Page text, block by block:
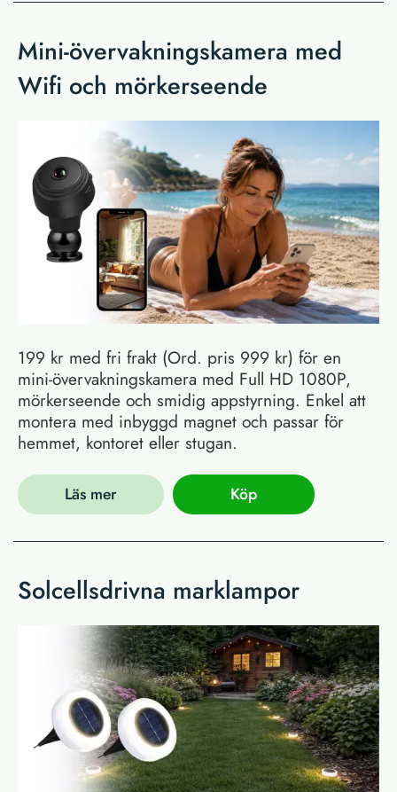
Mini-övervakningskamera med
Wifi och mörkerseende
199 kr med fri frakt (Ord. pris 999 kr) för en
mini-övervakningskamera med Full HD 1080P,
mörkerseende och smidig appstyrning. Enkel att
montera med inbyggd magnet och passar för
hemmet, kontoret eller stugan.
Läs mer Köp
Solcellsdrivna marklampor